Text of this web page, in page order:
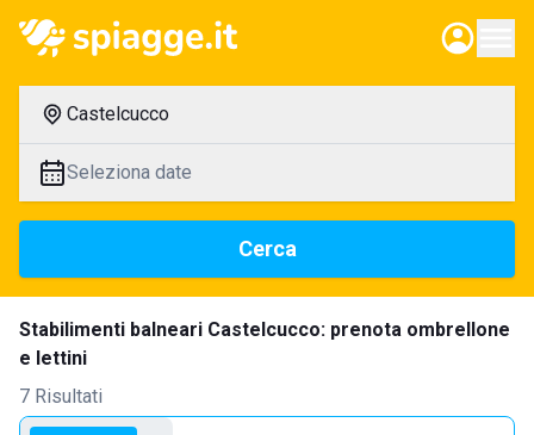
Castelcucco
Seleziona date
Cerca
Stabilimenti balneari Castelcucco: prenota ombrellone
e lettini
7 Risultati